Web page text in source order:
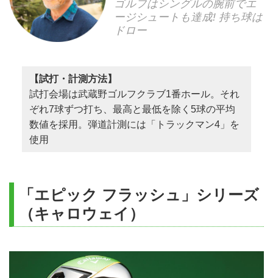
ゴルフはシングルの腕前でエ
ージシュートも達成! 持ち球は
ドロー
【試打・計測方法】
試打会場は武蔵野ゴルフクラブ1番ホール。それ
ぞれ7球ずつ打ち、最高と最低を除く5球の平均
数値を採用。弾道計測には「トラックマン4」を
使用
「エピック フラッシュ」シリーズ
（キャロウェイ）